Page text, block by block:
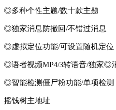
◎多种个性主题/数十款主题
◎独家消息防撤回/不错过消息
◎虚拟定位功能/可设置随机定位
◎语者视频MP4/3转语音/独家◎
◎智能检测僵尸粉功能/单项检测
摇钱树主地址